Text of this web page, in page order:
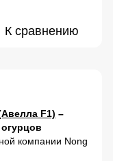
К сравнению
F1) –
компании Nong